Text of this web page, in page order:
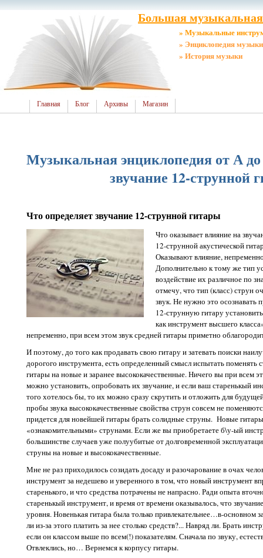
Большая
» Музыкальные
» Энциклопедия музыки
» История музыки
Главная Блог Архивы Магазин
Музыкальная энциклопедия от А
звучание 12-струнной
Что определяет звучание 12-струнной гитары
Что оказывает влияние на
12-струнной акустической
Оказывают влияние,
Дополнительно к тому же тип
воздействие их различное по
отмечу, что тип (класс) струн
звук. Не нужно это осознавать
12-струнную гитару
как инструмент высшего
непременно, при всем этом звук средней гитары приметно
И поэтому, до того как продавать свою гитару и затевать поиски
дорогого инструмента, есть определенный смысл испытать поменять
гитары на новые и заранее высококачественные. Ничего вы при всем
можно установить, опробовать их звучание, и если ваш старенькый
того хотелось бы, то их можно сразу скрутить и отложить для
пробы звука высококачественные свойства струн совсем не
придется для новейшей гитары брать солидные струны. Новые
«ознакомительными» струнами. Если же вы приобретаете б\у-ый
большинстве случаев уже полуубитые от долговременной
струны на новые и высококачественные.
Мне не раз приходилось созидать досаду и разочарование в очах
инструмент за недешево и уверенного в том, что новый инструмент
старенького, и что средства потрачены не напрасно. Ради опыта
старенькый инструмент, и время от времени оказывалось, что
уровня. Новенькая гитара была только привлекательнее…в-основном
ли из-за этого платить за нее столько средств?... Навряд ли. Брать
если он классом выше по всем(!) показателям. Сначала по звуку,
Отвлеклись, но… Вернемся к корпусу гитары.